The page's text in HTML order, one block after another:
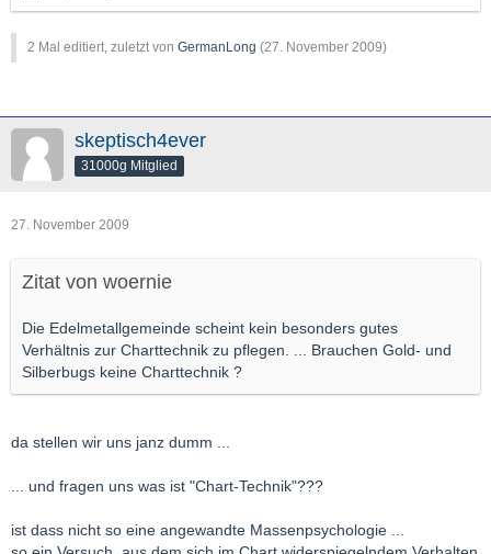
2 Mal editiert, zuletzt von GermanLong (27. November 2009)
skeptisch4ever
31000g Mitglied
27. November 2009
Zitat von woernie
Die Edelmetallgemeinde scheint kein besonders gutes
Verhältnis zur Charttechnik zu pflegen. ... Brauchen Gold- und
Silberbugs keine Charttechnik ?
da stellen wir uns janz dumm ...
... und fragen uns was ist "Chart-Technik"???
ist dass nicht so eine angewandte Massenpsychologie ...